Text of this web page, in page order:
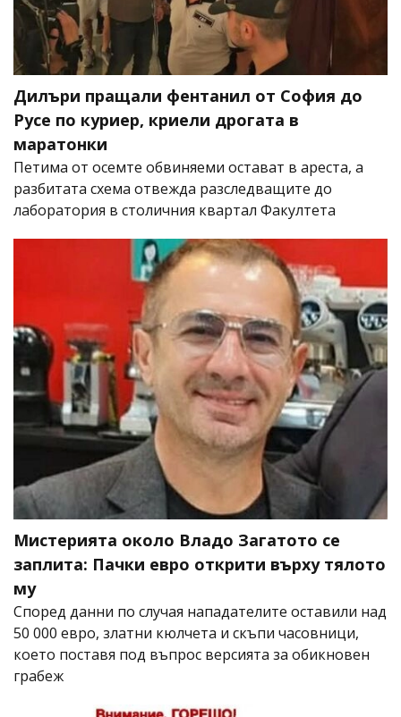
Дилъри пращали фентанил от София до
Русе по куриер, криели дрогата в
маратонки
Петима от осемте обвиняеми остават в ареста, а
разбитата схема отвежда разследващите до
лаборатория в столичния квартал Факултета
Мистерията около Владо Загатото се
заплита: Пачки евро открити върху тялото
му
Според данни по случая нападателите оставили над
50 000 евро, златни кюлчета и скъпи часовници,
което поставя под въпрос версията за обикновен
грабеж